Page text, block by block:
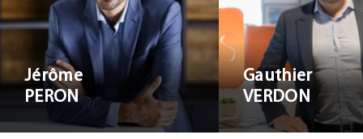
Jérôme
PERON
Jérôme PERON
Gauthier
VERDON
Gauthier